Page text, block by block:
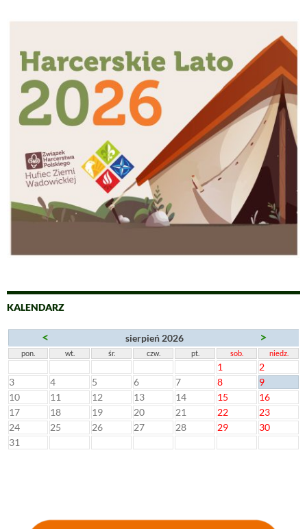
KALENDARZ
< sierpień 2026 >
pon. wt. śr. czw. pt. sob. niedz.
1
2
3
4 5 6 7 8
9
10
11 12 13 14 15
16
17
18 19 20 21 22
23
24
25 26 27 28 29
30
31